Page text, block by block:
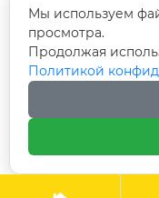
Мы используем
просмотра.
Продолжая
Политикой